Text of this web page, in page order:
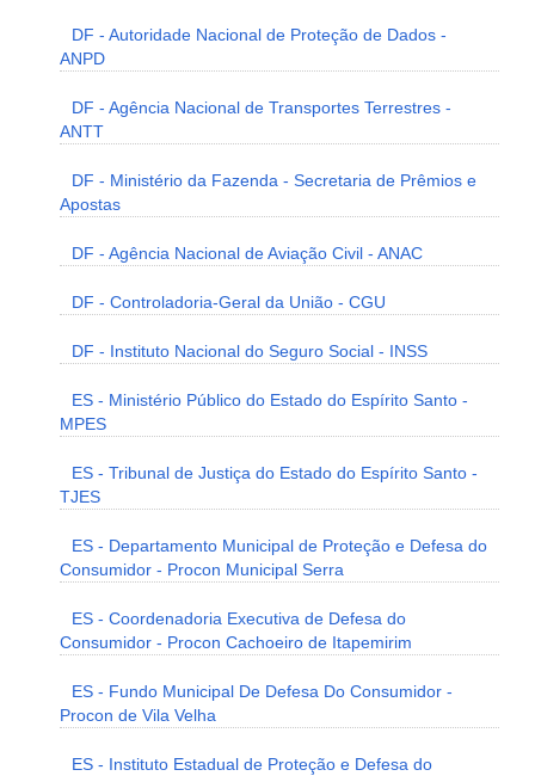
DF - Autoridade Nacional de Proteção de Dados -
ANPD
DF - Agência Nacional de Transportes Terrestres -
ANTT
DF - Ministério da Fazenda - Secretaria de Prêmios e
Apostas
DF - Agência Nacional de Aviação Civil - ANAC
DF - Controladoria-Geral da União - CGU
DF - Instituto Nacional do Seguro Social - INSS
ES - Ministério Público do Estado do Espírito Santo -
MPES
ES - Tribunal de Justiça do Estado do Espírito Santo -
TJES
ES - Departamento Municipal de Proteção e Defesa do
Consumidor - Procon Municipal Serra
ES - Coordenadoria Executiva de Defesa do
Consumidor - Procon Cachoeiro de Itapemirim
ES - Fundo Municipal De Defesa Do Consumidor -
Procon de Vila Velha
ES - Instituto Estadual de Proteção e Defesa do